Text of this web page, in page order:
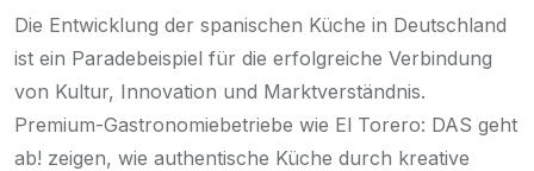
Die Entwicklung der spanischen Küche in Deutschland
ist ein Paradebeispiel für die erfolgreiche Verbindung
von Kultur, Innovation und Marktverständnis.
Premium-Gastronomiebetriebe wie El Torero: DAS geht
ab! zeigen, wie authentische Küche durch kreative